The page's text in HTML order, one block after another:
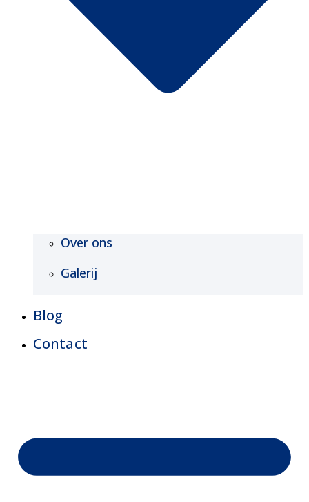
Over ons
Galerij
Blog
Contact